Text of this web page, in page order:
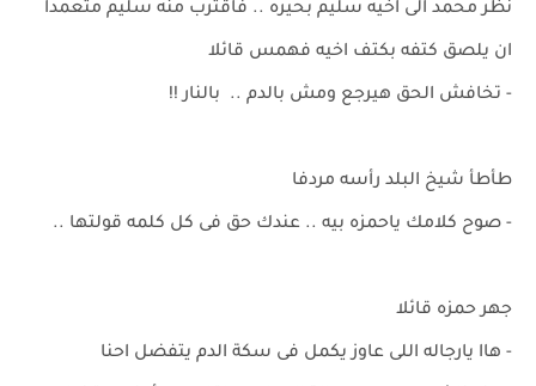
نظر محمد الى اخيه سليم بحيره .. فاقترب منه سليم متعمدا
ان يلصق كتفه بكتف اخيه فهمس قائلا
- تخافش الحق هيرجع ومش بالدم .. بالنار !!
طأطأ شيخ البلد رأسه مردفا
- صوح كلامك ياحمزه بيه .. عندك حق فى كل كلمه قولتها ..
جهر حمزه قائلا
- هاا يارجاله اللى عاوز يكمل فى سكة الدم يتفضل احنا